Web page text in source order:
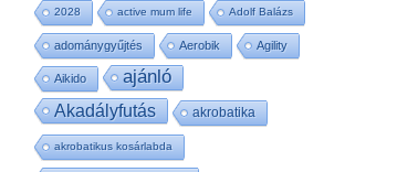
2028 active mum life Adolf Balázs
adománygyűjtés Aerobik Agility
Aikido ajánló
Akadályfutás akrobatika
akrobatikus kosárlabda